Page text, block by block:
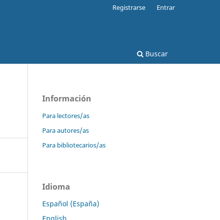
Buscar
Registrarse Entrar
Información
Para lectores/as
Para autores/as
Para bibliotecarios/as
Idioma
Español (España)